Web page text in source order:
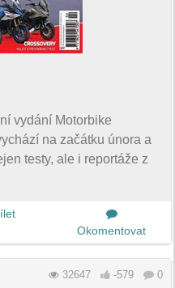
vydání Motorbike
na začátku února a
testy, ale i reportáže z
Okomentovat
32647 -579 0